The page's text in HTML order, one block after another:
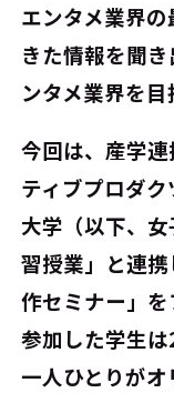
エンタメ業界
きた情報を聞
ンタメ業界を目
今回は、産学
ティブプロダ
大学（以下、
習授業」と連
作セミナー」
参加した学生は
一人ひとりが